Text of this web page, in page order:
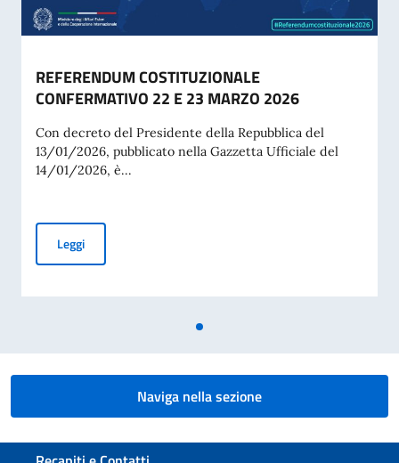
REFERENDUM COSTITUZIONALE
CONFERMATIVO 22 E 23 MARZO 2026
Con decreto del Presidente della Repubblica del
13/01/2026, pubblicato nella Gazzetta Ufficiale del
14/01/2026, è...
LeggiREFERENDUM COSTITUZIONALE CONFERMATIVO 22 E
Naviga nella sezione